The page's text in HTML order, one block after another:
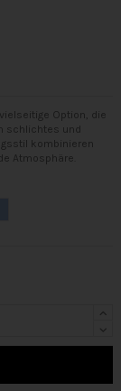
Option, die
schlichtes und
kombinieren
Atmosphäre.